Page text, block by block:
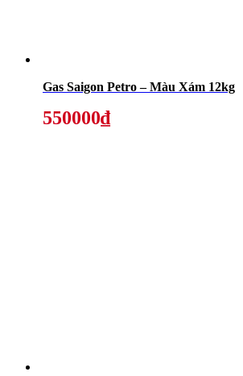
Gas Saigon Petro – Màu Xám 12kg
550000₫